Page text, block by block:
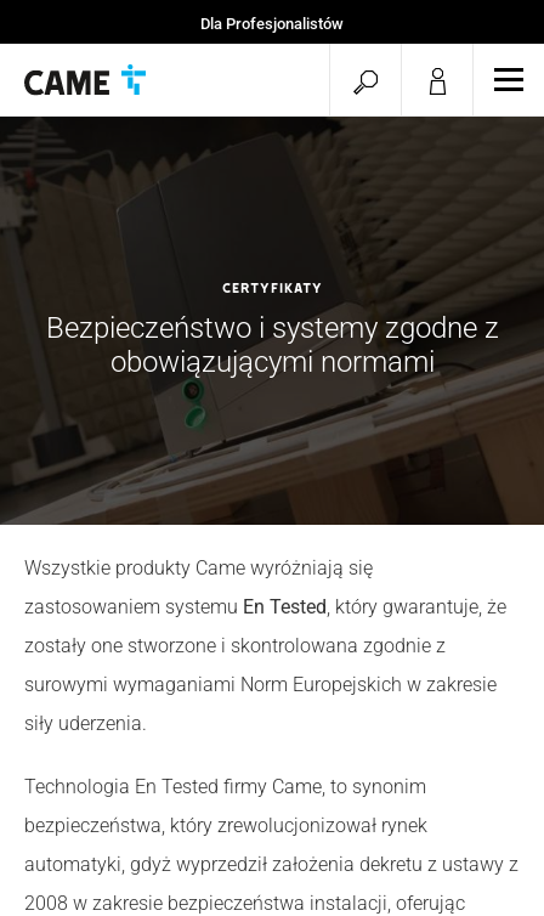
Dla Profesjonalistów
Otwórz
wyszukiwarkę
CERTYFIKATY
Bezpieczeństwo i systemy zgodne z
obowiązującymi normami
Wszystkie produkty Came wyróżniają się
zastosowaniem systemu En Tested, który gwarantuje, że
zostały one stworzone i skontrolowana zgodnie z
surowymi wymaganiami Norm Europejskich w zakresie
siły uderzenia.
Technologia En Tested firmy Came, to synonim
bezpieczeństwa, który zrewolucjonizował rynek
automatyki, gdyż wyprzedził założenia dekretu z ustawy z
2008 w zakresie bezpieczeństwa instalacji, oferując